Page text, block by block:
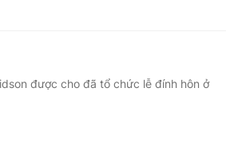
được cho đã tổ chức lễ đính hôn ở